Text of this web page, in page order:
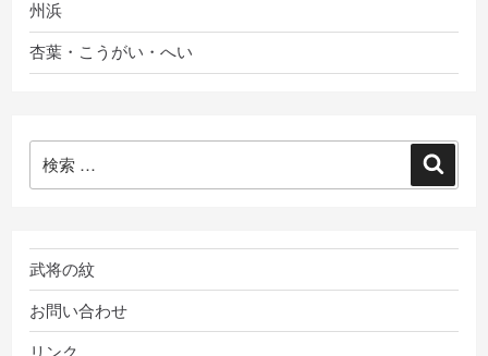
州浜
杏葉・こうがい・へい
索:
索
武将の紋
お問い合わせ
リンク